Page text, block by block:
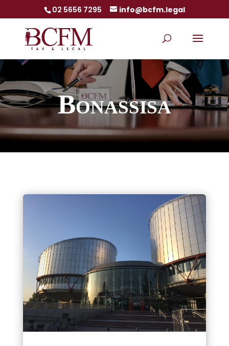
02 5656 7295 info@bcfm.legal
Bonassisa